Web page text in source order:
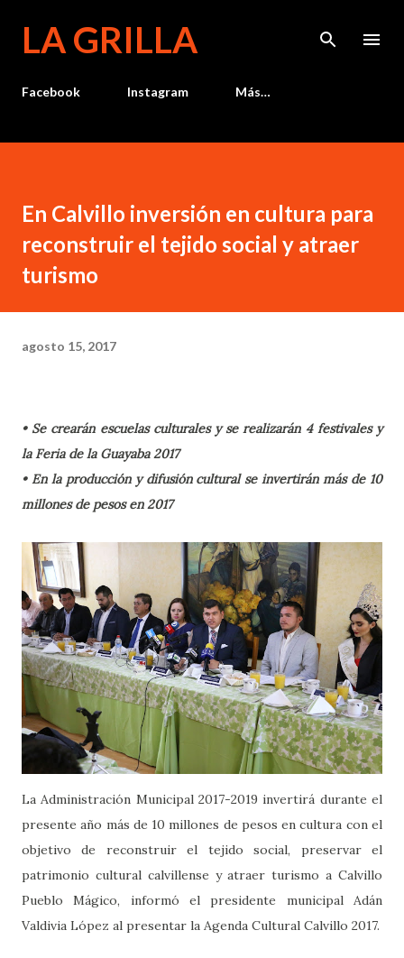
LA GRILLA
Facebook Instagram Más…
En Calvillo inversión en cultura para
reconstruir el tejido social y atraer
turismo
agosto 15, 2017
• Se crearán escuelas culturales y se realizarán 4 festivales y
la Feria de la Guayaba 2017
• En la producción y difusión cultural se invertirán más de 10
millones de pesos en 2017
La Administración Municipal 2017-2019 invertirá durante el
presente año más de 10 millones de pesos en cultura con el
objetivo de reconstruir el tejido social, preservar el
patrimonio cultural calvillense y atraer turismo a Calvillo
Pueblo Mágico, informó el presidente municipal Adán
Valdivia López al presentar la Agenda Cultural Calvillo 2017.